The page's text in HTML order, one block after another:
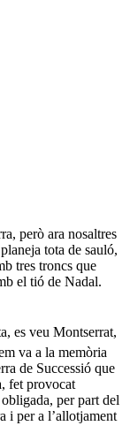
però ara nosaltres
tota de sauló,
tres troncs que
el tió de Nadal.
es veu Montserrat,
va a la memòria
de Successió que
fet provocat
per part del
i per a l’allotjament